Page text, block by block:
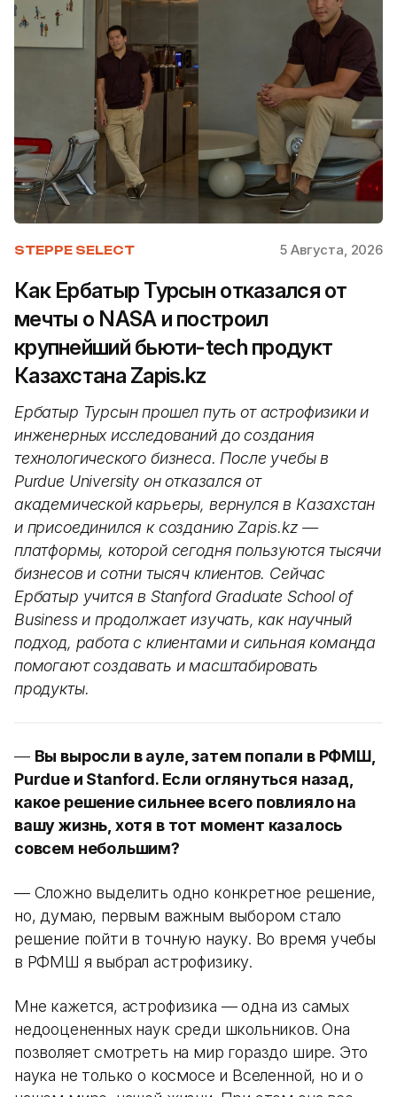
STEPPE SELECT 5 Августа, 2026
Как Ербатыр Турсын отказался от
мечты о NASA и построил
крупнейший бьюти-tech продукт
Казахстана Zapis.kz
Ербатыр Турсын прошел путь от астрофизики и
инженерных исследований до создания
технологического бизнеса. После учебы в
Purdue University он отказался от
академической карьеры, вернулся в Казахстан
и присоединился к созданию Zapis.kz —
платформы, которой сегодня пользуются тысячи
бизнесов и сотни тысяч клиентов. Сейчас
Ербатыр учится в Stanford Graduate School of
Business и продолжает изучать, как научный
подход, работа с клиентами и сильная команда
помогают создавать и масштабировать
продукты.
— Вы выросли в ауле, затем попали в РФМШ,
Purdue и Stanford. Если оглянуться назад,
какое решение сильнее всего повлияло на
вашу жизнь, хотя в тот момент казалось
совсем небольшим?
— Сложно выделить одно конкретное решение,
но, думаю, первым важным выбором стало
решение пойти в точную науку. Во время учебы
в РФМШ я выбрал астрофизику.
Мне кажется, астрофизика — одна из самых
недооцененных наук среди школьников. Она
позволяет смотреть на мир гораздо шире. Это
наука не только о космосе и Вселенной, но и о